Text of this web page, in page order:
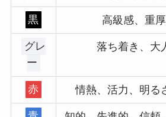
黒 高級感、重
グレ
ー
落ち着き、大
赤 情熱、活力、明る